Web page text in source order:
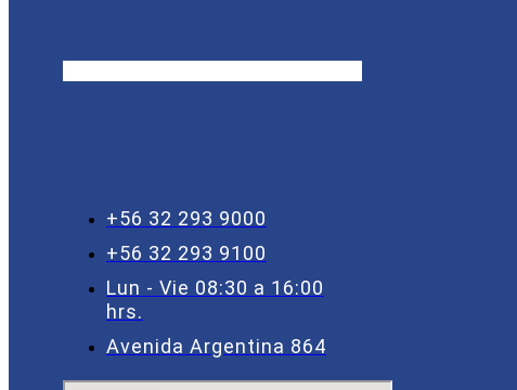
+56 32 293 9000
+56 32 293 9100
Lun - Vie 08:30 a 16:00
hrs.
Avenida Argentina 864